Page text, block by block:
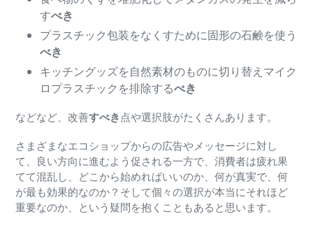
すべき
プラスチック包装をなくすために固形の石鹸を使う
べき
キッチングッズを自然素材のものに切り替えマイク
ロプラスチックを排除するべき
などなど、改善すべき点や選択肢がたくさんあります。
さまざまなエコショップからの広告やメッセージに対し
て、良い方向に進むよう促される一方で、消費者は疲れ果
てて混乱し、どこから始めればいいのか、何が真実で、何
が最も効果的なのか？そして個々の選択が本当にそれほど
重要なのか、という疑問を抱くこともあると思います。